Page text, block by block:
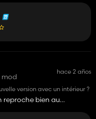
sur la porte de la benne
un hilux qui est bien
mod
hace 2 años
version avec un intérieur ?
reproche bien au